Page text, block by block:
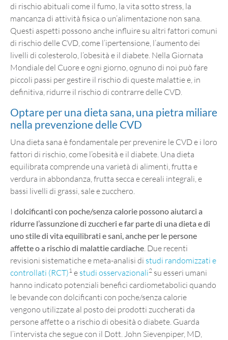
di rischio abituali come il fumo, la vita sotto stress, la
mancanza di attività fisica o un’alimentazione non sana.
Questi aspetti possono anche influire su altri fattori comuni
di rischio delle CVD, come l’ipertensione, l’aumento dei
livelli di colesterolo, l’obesità e il diabete. Nella Giornata
Mondiale del Cuore e ogni giorno, ognuno di noi può fare
piccoli passi per gestire il rischio di queste malattie e, in
definitiva, ridurre il rischio di contrarre delle CVD.
Optare per una dieta sana, una pietra miliare
nella prevenzione delle CVD
Una dieta sana è fondamentale per prevenire le CVD e i loro
fattori di rischio, come l’obesità e il diabete. Una dieta
equilibrata comprende una varietà di alimenti, frutta e
verdura in abbondanza, frutta secca e cereali integrali, e
bassi livelli di grassi, sale e zucchero.
I dolcificanti con poche/senza calorie possono aiutarci a
ridurre l’assunzione di zuccheri e far parte di una dieta e di
uno stile di vita equilibrati e sani, anche per le persone
affette o a rischio di malattie cardiache . Due recenti
revisioni sistematiche e meta-analisi di studi randomizzati e
controllati (RCT)1 e studi osservazionali2 su esseri umani
hanno indicato potenziali benefici cardiometabolici quando
le bevande con dolcificanti con poche/senza calorie
vengono utilizzate al posto dei prodotti zuccherati da
persone affette o a rischio di obesità o diabete. Guarda
l’intervista che segue con il Dott. John Sievenpiper, MD,